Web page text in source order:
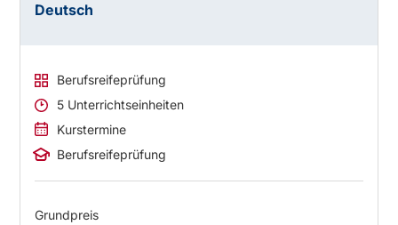
Deutsch
Berufsreifeprüfung
5 Unterrichtseinheiten
Kurstermine
Berufsreifeprüfung
Grundpreis